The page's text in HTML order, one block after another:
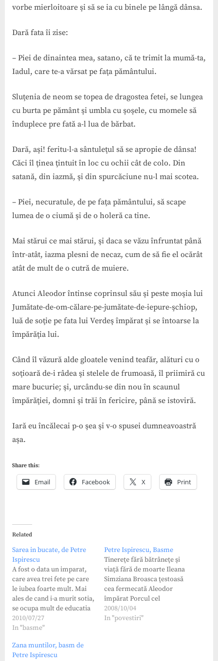
vorbe mierloitoare şi să se ia cu binele pe lângă dânsa.
Dară fata îi zise:
– Piei de dinaintea mea, satano, că te trimit la mumă-ta,
Iadul, care te-a vărsat pe faţa pământului.
Sluţenia de neom se topea de dragostea fetei, se lungea
cu burta pe pământ şi umbla cu şoşele, cu momele să
înduplece pre fată a-l lua de bărbat.
Dară, aşi! feritu-l-a sântuleţul să se apropie de dânsa!
Căci îl ţinea ţintuit în loc cu ochii cât de colo. Din
satană, din iazmă, şi din spurcăciune nu-l mai scotea.
– Piei, necuratule, de pe faţa pământului, să scape
lumea de o ciumă şi de o holeră ca tine.
Mai stărui ce mai stărui, şi daca se văzu înfruntat până
într-atât, iazma plesni de necaz, cum de să fie el ocărât
atât de mult de o cutră de muiere.
Atunci Aleodor întinse coprinsul său şi peste moşia lui
Jumătate-de-om-călare-pe-jumătate-de-iepure-şchiop,
luă de soţie pe fata lui Verdeş împărat şi se întoarse la
împărăţia lui.
Când îl văzură alde gloatele venind teafăr, alături cu o
soţioară de-i râdea şi stelele de frumoasă, îl priimiră cu
mare bucurie; şi, urcându-se din nou în scaunul
împărăţiei, domni şi trăi în fericire, până se istoviră.
Iară eu încălecai p-o şea şi v-o spusei dumneavoastră
aşa.
Share this:
Email Facebook X Print
Related
Sarea in bucate, de Petre
Ispirescu
A fost o data un imparat,
care avea trei fete pe care
le iubea foarte mult. Mai
ales de cand i-a murit sotia,
se ocupa mult de educatia
fetelor si le indelpinea
orice dorinta. Le-a
frumoase rochii, cele mai
scumpe bijuterii si cele
2010/07/27
In "basme"
Petre Ispirescu, Basme
Tinereţe fără bătrâneţe şi
viaţă fără de moarte Ileana
Simziana Broasca ţestoasă
cea fermecată Aleodor
împărat Porcul cel
fermecat Înşir-te
mărgăritari Lupul cel
2008/10/04
In "povestiri"
Zana muntilor, basm de
Petre Ispirescu